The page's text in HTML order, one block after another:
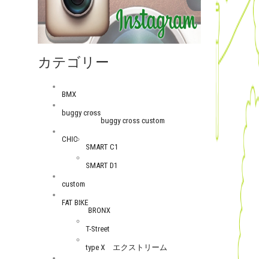
カテゴリー
BMX
buggy cross
buggy cross custom
CHIC
SMART C1
SMART D1
custom
FAT BIKE
BRONX
T-Street
type X エクストリーム